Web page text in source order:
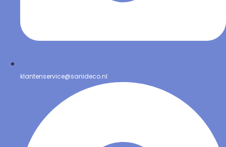
klantenservice@sanideco.nl